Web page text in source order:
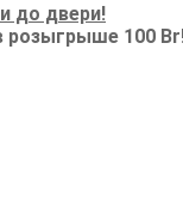
до двери!
розыгрыше 100